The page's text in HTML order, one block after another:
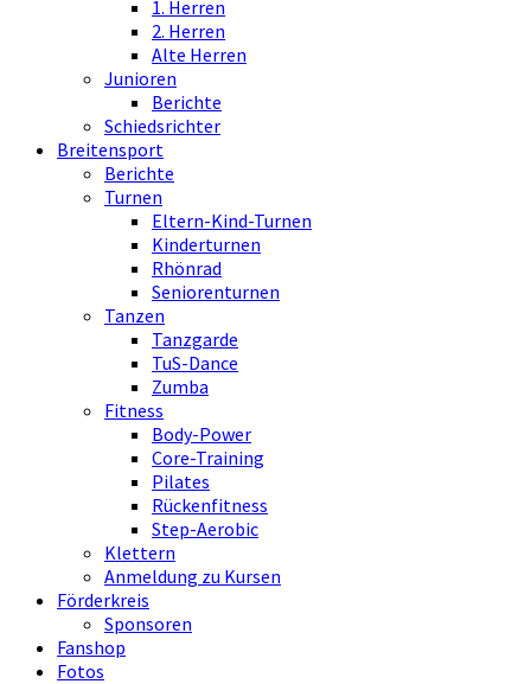
1. Herren
2. Herren
Alte Herren
Junioren
Berichte
Schiedsrichter
Breitensport
Berichte
Turnen
Eltern-Kind-Turnen
Kinderturnen
Rhönrad
Seniorenturnen
Tanzen
Tanzgarde
TuS-Dance
Zumba
Fitness
Body-Power
Core-Training
Pilates
Rückenfitness
Step-Aerobic
Klettern
Anmeldung zu Kursen
Förderkreis
Sponsoren
Fanshop
Fotos